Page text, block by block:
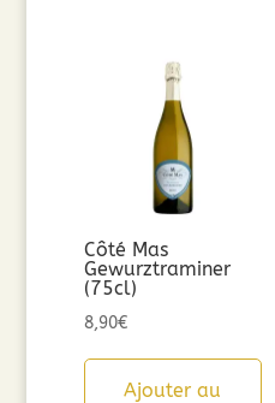
Côté Mas
Gewurztraminer
(75cl)
8,90€
Ajouter au